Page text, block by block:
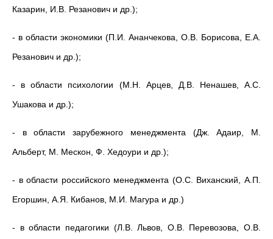
Казарин, И.В. Резанович и др.);
- в области экономики (П.И. Ананчекова, О.В. Борисова, Е.А.
Резанович и др.);
- в области психологии (М.Н. Арцев, Д.В. Ненашев, А.С.
Ушакова и др.);
- в области зарубежного менеджмента (Дж. Адаир, М.
Альберт, М. Мескон, Ф. Хедоури и др.);
- в области российского менеджмента (О.С. Виханский, А.П.
Егоршин, А.Я. Кибанов, М.И. Магура и др.)
- в области педагогики (Л.В. Львов, О.В. Перевозова, О.В.